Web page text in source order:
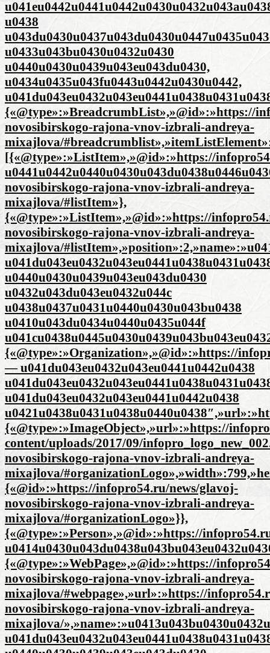
u0438
u0433u043bu0430u0432u0430
u0440u0430u0439u043eu043du0430,
u0434u0435u043fu0443u0442u0430u0442,
{«@type»:»BreadcrumbList»,»@id»:»https://
novosibirskogo-rajona-vnov-izbrali-andreya-
mixajlova/
[{«@type»:»ListItem»,»@id»:»https://
novosibirskogo-rajona-vnov-izbrali-andreya-
mixajlova/#listItem»},
{«@type»:»ListItem»,»@id»:»https://
novosibirskogo-rajona-vnov-izbrali-andreya-
mixajlova/
u0440u0430u0439u043eu043du0430
u0432u043du043eu0432u044c
u0438u0437u0431u0440u0430u043bu0438
u0410u043du0434u0440u0435u044f
{«@type»:»Organization»,»@id»:»https://
— u041du043eu0432u043eu0441u0442u0438
u041du043eu0432u043eu0441u0442u0438
{«@type»:»ImageObject»,»url»:»https://
content/uploads/2017/09/
novosibirskogo-rajona-vnov-izbrali-andreya-
mixajlova/
{«@id»:»https://infopro54.ru/news/glavoj-
novosibirskogo-rajona-vnov-izbrali-andreya-
mixajlova/#organizationLogo»}},
{«@type»:»Person»,»@id»:»https://
{«@type»:»WebPage»,»@id»:»https://
novosibirskogo-rajona-vnov-izbrali-andreya-
mixajlova/#webpage»,»url»:»https://
novosibirskogo-rajona-vnov-izbrali-andreya-
mixajlova/